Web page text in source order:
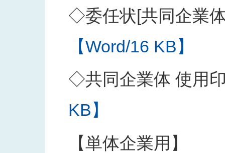
◇委任状[共同企業
【Word/16 KB】
◇共同企業体 使用
KB】
【単体企業用】